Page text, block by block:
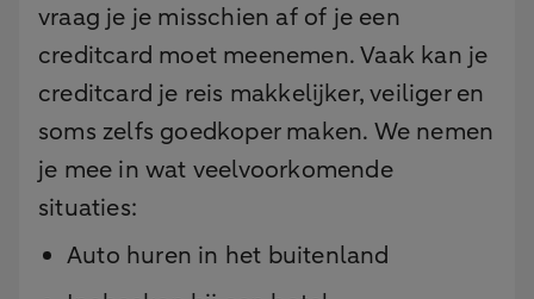
vraag je je misschien af of je een
creditcard moet meenemen. Vaak kan je
creditcard je reis makkelijker, veiliger en
soms zelfs goedkoper maken. We nemen
je mee in wat veelvoorkomende
situaties:
Auto huren in het buitenland